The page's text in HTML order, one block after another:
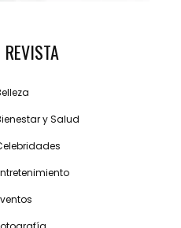
REVISTA
y Salud